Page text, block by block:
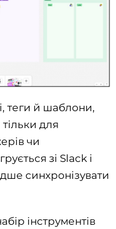
теги й шаблони,
для
чи
зі Slack і
синхронізувати
інструментів